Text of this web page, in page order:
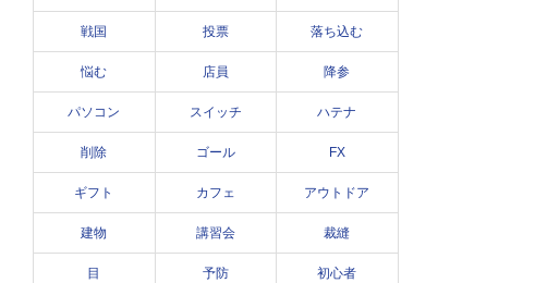
戦国 投票 落ち込む
悩む 店員 降参
パソコン スイッチ ハテナ
削除 ゴール FX
ギフト カフェ アウトドア
建物 講習会 裁縫
目 予防 初心者